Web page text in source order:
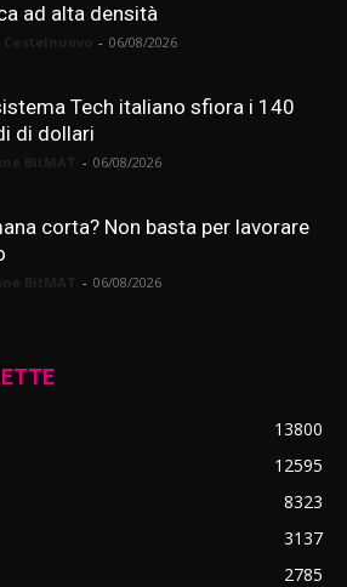
ad alta densità
- 06/08/2026
Tech italiano sfiora i 140
di dollari
- 06/08/2026
corta? Non basta per lavorare
- 06/08/2026
13800
12595
8323
3137
2785